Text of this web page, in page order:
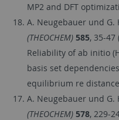
MP2 and DFT
A. Neugebauer und G.
(THEOCHEM) 585, 35-47
Reliability of ab initio
basis set
equilibrium re
A. Neugebauer und G.
(THEOCHEM) 578, 229-